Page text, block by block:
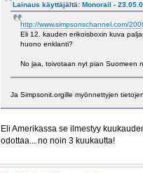
Lainaus käyttäjältä: Monorail -
http://www.simpsonschannel.com/
Eli 12. kauden erikoisboxin kuva
huono enklanti?
No jaa, toivotaan nyt pian Suomeen
Ja Simpsonit.orgille myönnettyjen
Eli Amerikassa se ilmestyy
odottaa... no noin 3 kuukautta!